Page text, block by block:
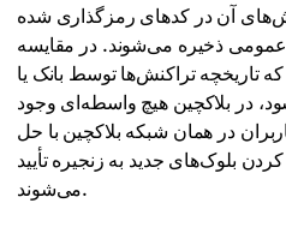
آن در کدهای رمزگذاری شده
ذخیره می‌شوند. در مقایسه
تاریخچه تراکنش‌ها توسط بانک یا
در بلاکچین هیچ واسطه‌ای وجود
در همان شبکه بلاکچین با حل
بلوک‌های جدید به زنجیره تأیید
می‌شوند.